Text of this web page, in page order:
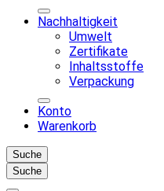
Nachhaltigkeit
Umwelt
Zertifikate
Inhaltsstoffe
Verpackung
Konto
Warenkorb
Suche
Suche